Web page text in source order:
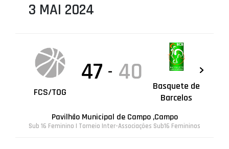
3 MAI 2024
FCS/TOG
47 - 40
Basquete de
Barcelos
Pavilhão Municipal de Campo ,Campo
Sub 16 Feminino | Torneio Inter-Associações Sub16 Femininos